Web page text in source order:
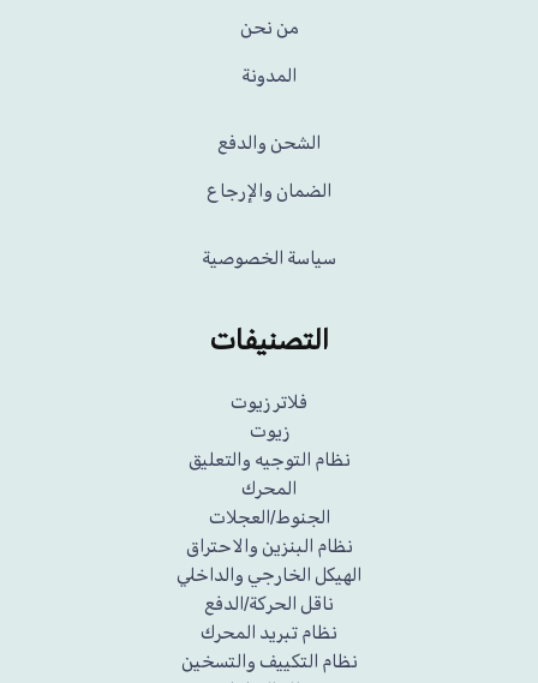
من نحن
المدونة
الشحن والدفع
الضمان والإرجاع
سياسة الخصوصية
التصنيفات
فلاتر زيوت
زيوت
نظام التوجيه والتعليق
المحرك
الجنوط/العجلات
نظام البنزين والاحتراق
الهيكل الخارجي والداخلي
ناقل الحركة/الدفع
نظام تبريد المحرك
نظام التكييف والتسخين